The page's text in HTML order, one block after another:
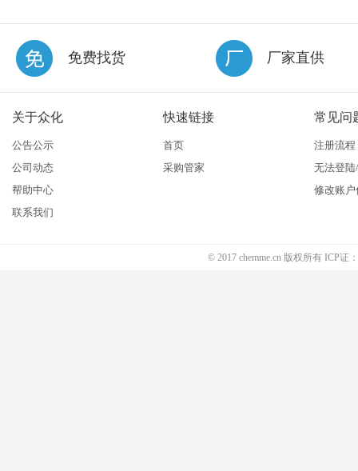
免费找货 厂家直供
关于众化
公告公示
公司动态
帮助中心
联系我们
快速链接
首页
采购管家
常见问
注册流程
无法登
修改账户
© 2017 chemme.cn 版权所有 ICP证：